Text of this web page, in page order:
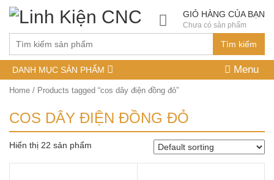
Tìm kiếm
GIỎ HÀNG CỦA BẠN
Chưa có sản phẩm
DANH MỤC SẢN PHẨM Menu
Home / Products tagged “cos dây điện đồng đỏ”
COS DÂY ĐIỆN ĐỒNG ĐỎ
Hiển thị 22 sản phẩm